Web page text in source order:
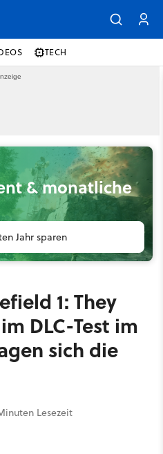
TECH
& monatliche
Jahr sparen
1: They
DLC-Test im
sich die
Lesezeit